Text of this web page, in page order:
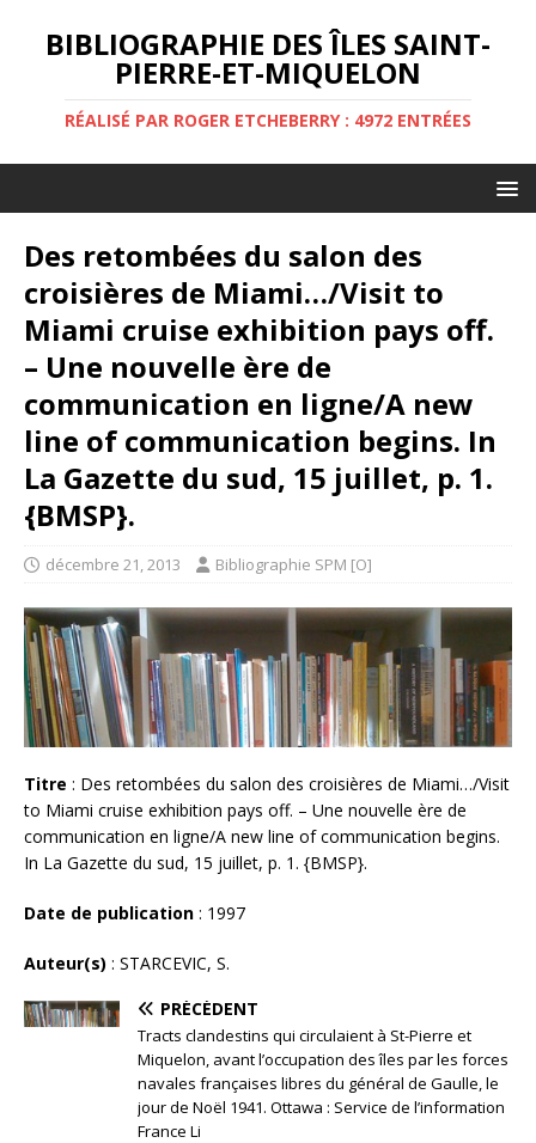
BIBLIOGRAPHIE DES ÎLES SAINT-
PIERRE-ET-MIQUELON
RÉALISÉ PAR ROGER ETCHEBERRY : 4972 ENTRÉES
Des retombées du salon des
croisières de Miami…/Visit to
Miami cruise exhibition pays off.
– Une nouvelle ère de
communication en ligne/A new
line of communication begins. In
La Gazette du sud, 15 juillet, p. 1.
{BMSP}.
décembre 21, 2013 Bibliographie SPM [O]
Titre : Des retombées du salon des croisières de Miami…/Visit
to Miami cruise exhibition pays off. – Une nouvelle ère de
communication en ligne/A new line of communication begins.
In La Gazette du sud, 15 juillet, p. 1. {BMSP}.
Date de publication : 1997
Auteur(s) : STARCEVIC, S.
PRÉCÉDENT
Tracts clandestins qui circulaient à St-Pierre et
Miquelon, avant l’occupation des îles par les forces
navales françaises libres du général de Gaulle, le
jour de Noël 1941. Ottawa : Service de l’information
France Li